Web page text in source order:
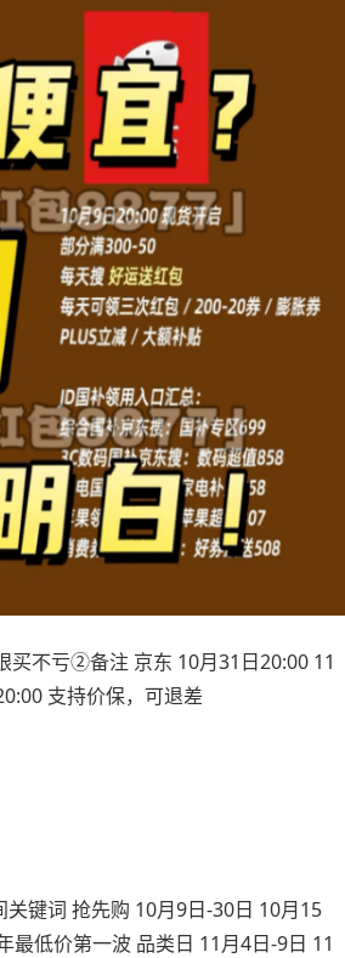
不亏②备注 京东 10月31日20:00 11
支持价保，可退差
键词 抢先购 10月9日-30日 10月15
最低价第一波 品类日 11月4日-9日 11